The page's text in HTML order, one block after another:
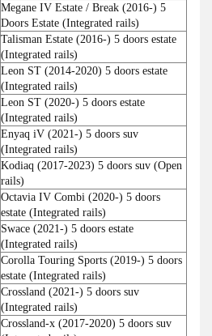
Megane IV Estate / Break (2016-) 5
Doors Estate (Integrated rails)
Talisman Estate (2016-) 5 doors estate
(Integrated rails)
Leon ST (2014-2020) 5 doors estate
(Integrated rails)
Leon ST (2020-) 5 doors estate
(Integrated rails)
Enyaq iV (2021-) 5 doors suv
(Integrated rails)
Kodiaq (2017-2023) 5 doors suv (Open
rails)
Octavia IV Combi (2020-) 5 doors
estate (Integrated rails)
Swace (2021-) 5 doors estate
(Integrated rails)
Corolla Touring Sports (2019-) 5 doors
estate (Integrated rails)
Crossland (2021-) 5 doors suv
(Integrated rails)
Crossland-x (2017-2020) 5 doors suv